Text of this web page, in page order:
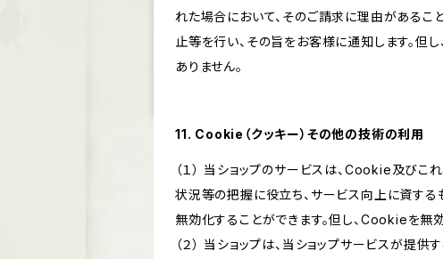
れた場合において、そのご請求に理由がある
止等を行い、その旨をお客様に通知します。但
ありません。
11. Cookie（クッキー）その他の技術の利用
（１） 当ショップのサービスは、Cookie及びこ
状況等の把握に役立ち、サービス向上に資す
無効化することができます。但し、Cookieを無
（２） 当ショップは、当ショップサービスが